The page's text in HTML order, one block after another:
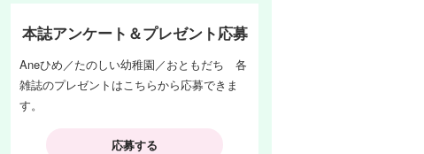
本誌アンケート＆プレゼント応募
Aneひめ／たのしい幼稚園／おともだち 各
雑誌のプレゼントはこちらから応募できま
す。
応募する